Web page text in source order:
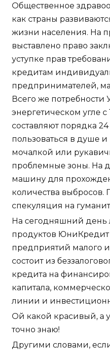
Общественное
как страны
жизни населения. На
выставлено право
уступке прав
кредитам
предпринимателей,
Всего же потребности
энергетическом угле с
составляют порядка
пользоваться в душе
мочалкой или
проблемные зоны. На
машину для
количества выбросов.
спекуляция на
На сегодняшний день
продуктов ЮниКредит
предприятий малого
состоит из
кредита на
капитала,
линии и
Ой какой красивый, а
точно знаю!
Другими словами,